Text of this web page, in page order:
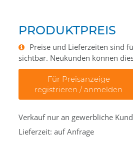
PRODUKTPREIS
Preise und Lieferzeiten sind
sichtbar. Neukunden können
Für Preisanzeige
registrieren / anmelden
Verkauf nur an gewerbliche
Lieferzeit: auf Anfrage